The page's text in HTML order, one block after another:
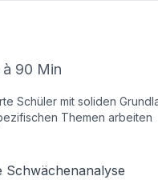
à 90 Min
Schüler mit soliden
Themen arbeiten
Schwächenanalyse